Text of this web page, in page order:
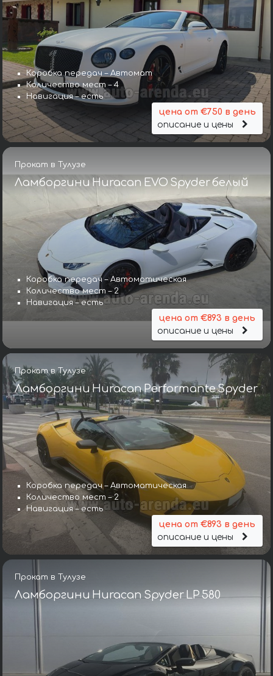
Коробка передач – Автомат
Количество мест – 4
Навигация – есть
цена от €750 в день
описание и цены
Прокат в Тулузе
Ламборгини Huracan EVO Spyder белый
Коробка передач – Автоматическая
Количество мест – 2
Навигация – есть
цена от €893 в день
описание и цены
Прокат в Тулузе
Ламборгини Huracan Performante Spyder
Коробка передач – Автоматическая
Количество мест – 2
Навигация – есть
цена от €893 в день
описание и цены
Прокат в Тулузе
Ламборгини Huracan Spyder LP 580